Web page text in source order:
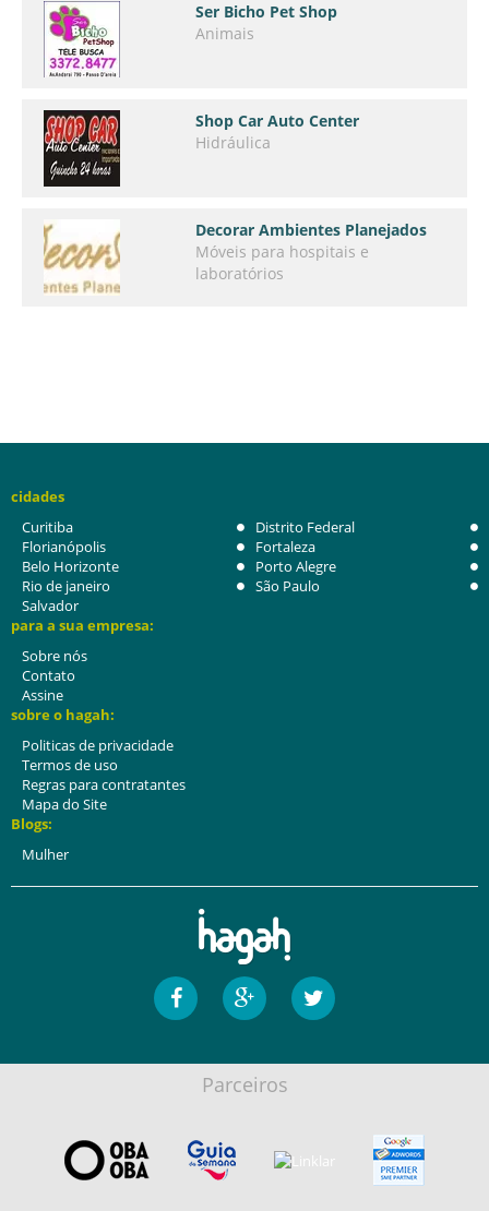
Ser Bicho Pet Shop
Animais
Shop Car Auto Center
Hidráulica
Decorar Ambientes Planejados
Móveis para hospitais e
laboratórios
cidades
Curitiba
Distrito Federal
Florianópolis
Fortaleza
Belo Horizonte
Porto Alegre
Rio de janeiro
São Paulo
Salvador
para a sua empresa:
Sobre nós
Contato
Assine
sobre o hagah:
Politicas de privacidade
Termos de uso
Regras para contratantes
Mapa do Site
Blogs:
Mulher
Parceiros